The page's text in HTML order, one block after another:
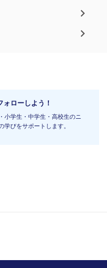
ローしよう！
小学生・中学生・高校生のニ
学びをサポートします。